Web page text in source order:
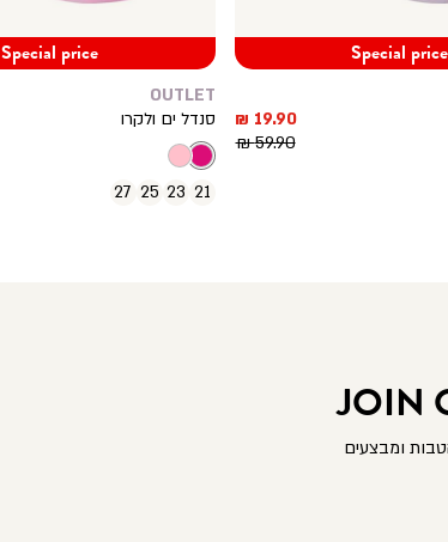
Special price
מחיר
מוצר
19.90 ₪
מחיר
59.90 ₪
Special price
OUTLET
סנדל ים ולקרו
21
23
25
27
JOIN
ומבצעים